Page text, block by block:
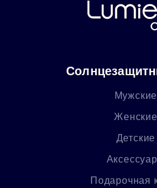
Мужские
Женские
Детские
Подарочная